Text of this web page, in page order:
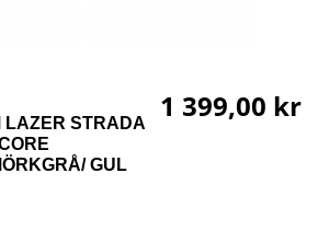
LAZER STRADA
GUL
1 399,00 kr